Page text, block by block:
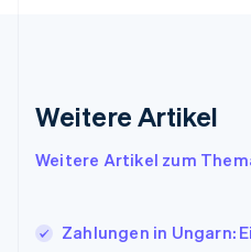
Weitere Artikel
Weitere Artikel zum
Zahlungen in Ungarn:
Italien
Italiano English
Japan
日本語 English
Kroatien